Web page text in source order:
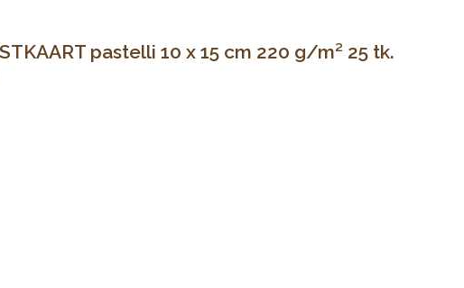
pastelli 10 x 15 cm 220 g/m² 25 tk.